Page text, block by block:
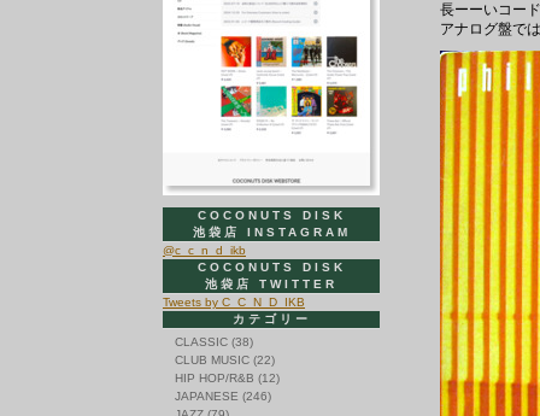
長ーーいコー
アナログ盤で
COCONUTS DISK
池袋店 INSTAGRAM
@c_c_n_d_ikb
COCONUTS DISK
池袋店 TWITTER
Tweets by C_C_N_D_IKB
カテゴリー
CLASSIC (38)
CLUB MUSIC (22)
HIP HOP/R&B (12)
JAPANESE (246)